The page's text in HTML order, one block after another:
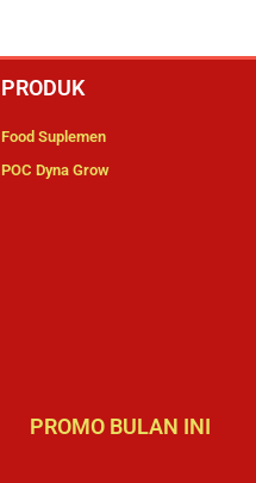
PRODUK
Food Suplemen
POC Dyna Grow
PROMO BULAN INI